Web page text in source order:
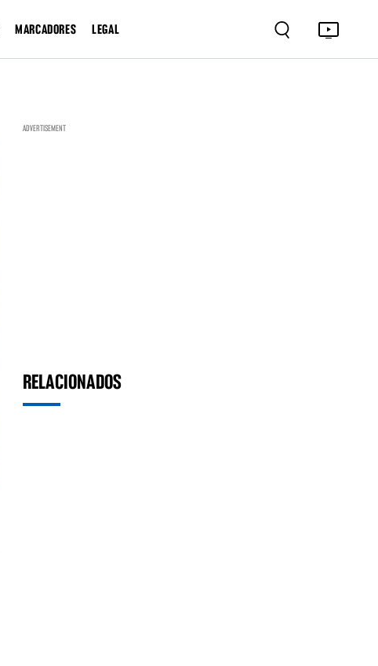
MARCADORES LEGAL
ADVERTISEMENT